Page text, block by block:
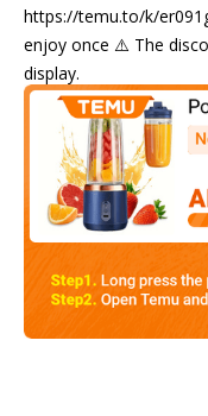
https://temu.to/k/
enjoy once ⚠️ The
display.